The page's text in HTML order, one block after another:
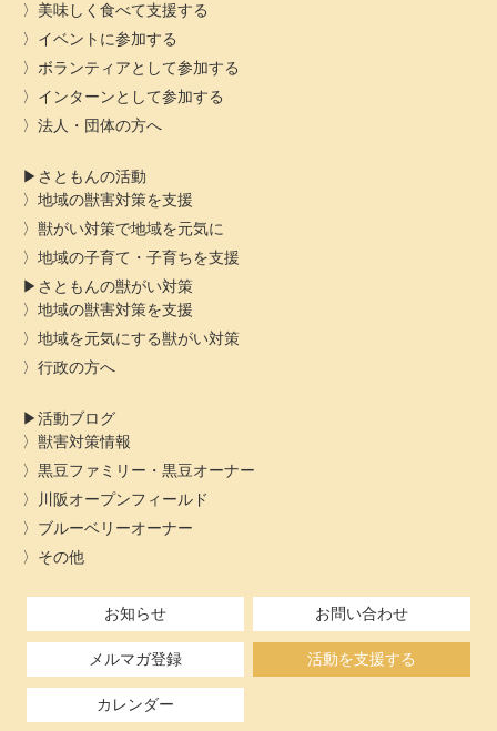
美味しく食べて支援する
イベントに参加する
ボランティアとして参加する
インターンとして参加する
法人・団体の方へ
さともんの活動
地域の獣害対策を支援
獣がい対策で地域を元気に
地域の子育て・子育ちを支援
さともんの獣がい対策
地域の獣害対策を支援
地域を元気にする獣がい対策
行政の方へ
活動ブログ
獣害対策情報
黒豆ファミリー・黒豆オーナー
川阪オープンフィールド
ブルーベリーオーナー
その他
お知らせ お問い合わせ
メルマガ登録 活動を支援する
カレンダー